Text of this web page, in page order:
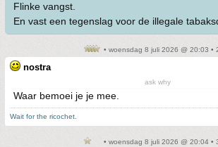
Flinke vangst.
En vast een tegenslag voor de illegale
• woensdag 8 juli 2026 @ 20:03 •
nostra
ask why
Waar bemoei je je mee.
Wait for the ricochet.
• woensdag 8 juli 2026 @ 20:04 •